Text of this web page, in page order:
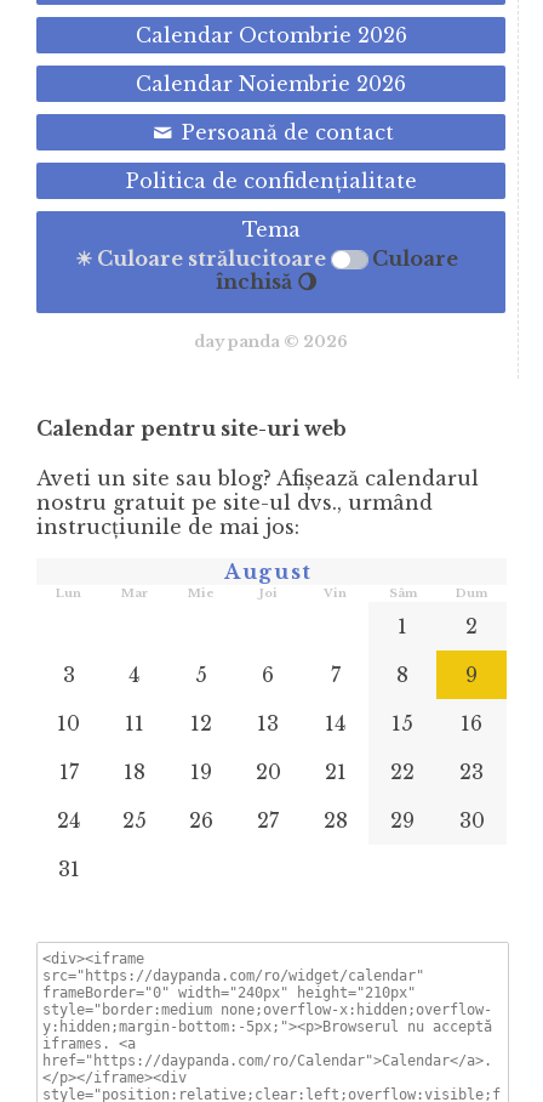
Calendar Octombrie 2026
Calendar Noiembrie 2026
Persoană de contact
Politica de confidenţialitate
Tema
☀ Culoare strălucitoare
Culoare
închisă 🌖
day panda © 2026
Calendar pentru site-uri web
Aveti un site sau blog? Afișează calendarul
nostru gratuit pe site-ul dvs., urmând
instrucţiunile de mai jos:
August
Lun Mar Mie Joi Vin Sâm Dum
1
2
3
4 5 6 7 8
9
10
11 12 13 14 15
16
17
18 19 20 21 22
23
24
25 26 27 28 29
30
31